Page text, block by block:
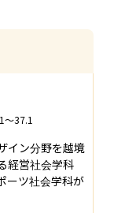
〜37.1
イン分野を越境
経営社会学科
ーツ社会学科が